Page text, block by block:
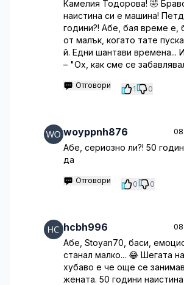
Камелия Тодорова! 🤣
наистина си е машина!
години?! Абе, бая време е,
от малък, когато тате
й. Едни шантави времена...
– "Ох, как сме се
Отговори 1 0
woyppnh876
Абе, сериозно ли?! 50
да
Отговори 0 0
hcbh996
Абе, Stoyan70, баси,
станал малко... 😂 Шегата
хубаво е че още се
жената. 50 години наистина